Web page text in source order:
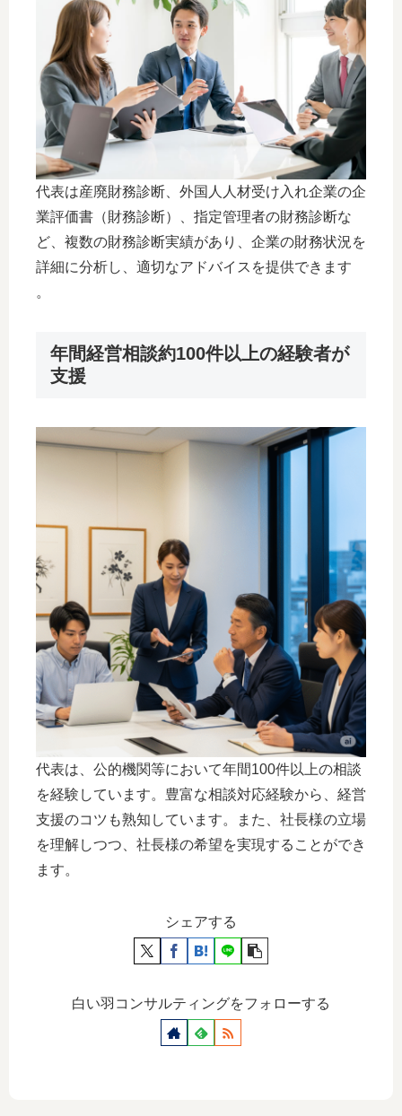
代表は産廃財務診断、外国人人材受け入れ企業の企
業評価書（財務診断）、指定管理者の財務診断な
ど、複数の財務診断実績があり、企業の財務状況を
詳細に分析し、適切なアドバイスを提供できます
。
年間経営相談約100件以上の経験者が
支援
代表は、公的機関等において年間100件以上の相談
を経験しています。豊富な相談対応経験から、経営
支援のコツも熟知しています。また、社長様の立場
を理解しつつ、社長様の希望を実現することができ
ます。
シェアする
白い羽コンサルティングをフォローする